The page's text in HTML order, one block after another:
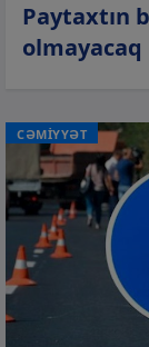
Paytaxtın
olmayacaq
CƏMİYYƏT